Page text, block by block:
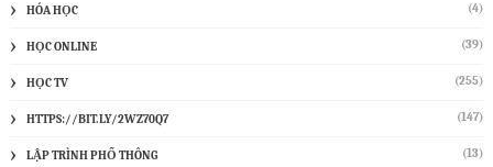
HÓA HỌC (4)
HỌC ONLINE (39)
HỌC TV (255)
HTTPS://BIT.LY/2WZ70Q7 (147)
LẬP TRÌNH PHỔ THÔNG (13)